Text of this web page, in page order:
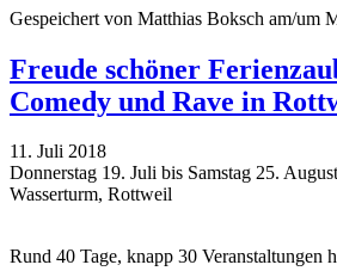
Gespeichert von Matthias Boksch am/um
Freude schöner
Comedy und Rave in
11. Juli 2018
Donnerstag 19. Juli bis Samstag 25.
Wasserturm, Rottweil
Rund 40 Tage, knapp 30 Veranstaltungen